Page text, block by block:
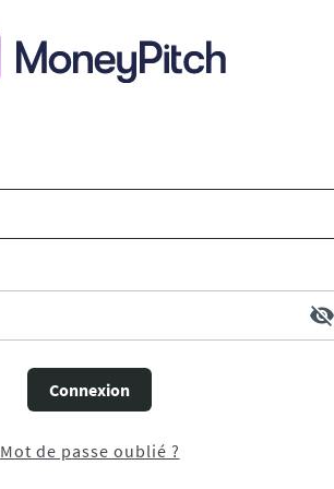
visibility_off
Connexion
Mot de passe oublié ?